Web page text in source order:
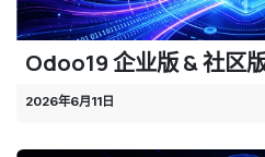
Odoo19 企业版 & 社区
2026年6月11日